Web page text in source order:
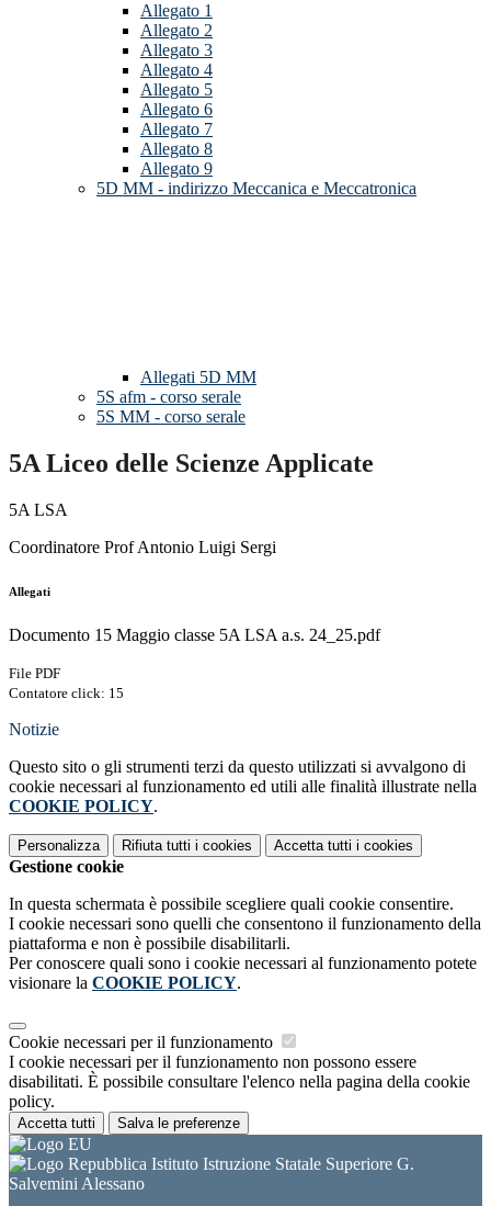
Allegato 1
Allegato 2
Allegato 3
Allegato 4
Allegato 5
Allegato 6
Allegato 7
Allegato 8
Allegato 9
5D MM - indirizzo Meccanica e Meccatronica
Allegati 5D MM
5S afm - corso serale
5S MM - corso serale
5A Liceo delle Scienze Applicate
5A LSA
Coordinatore Prof Antonio Luigi Sergi
Allegati
Documento 15 Maggio classe 5A LSA a.s. 24_25.pdf
File PDF
Contatore click: 15
Notizie
Questo sito o gli strumenti terzi da questo utilizzati si avvalgono di
cookie necessari al funzionamento ed utili alle finalità illustrate nella
COOKIE POLICY.
Personalizza Rifiuta tutti i cookies Accetta tutti i cookies
Gestione cookie
In questa schermata è possibile scegliere quali cookie consentire.
I cookie necessari sono quelli che consentono il funzionamento della
piattaforma e non è possibile disabilitarli.
Per conoscere quali sono i cookie necessari al funzionamento potete
visionare la COOKIE POLICY.
Cookie necessari per il funzionamento
I cookie necessari per il funzionamento non possono essere
disabilitati. È possibile consultare l'elenco nella pagina della cookie
policy.
Accetta tutti Salva le preferenze
Istituto Istruzione Statale Superiore G.
Salvemini Alessano